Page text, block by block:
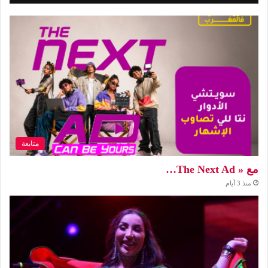
متابعة
مع « The Next Ad…
منذ 3 أيام